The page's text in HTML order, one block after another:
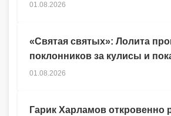
Гарик Харламов откровенно
01.08.2026
«Святая святых»: Лолита
поклонников за кулисы и
01.08.2026